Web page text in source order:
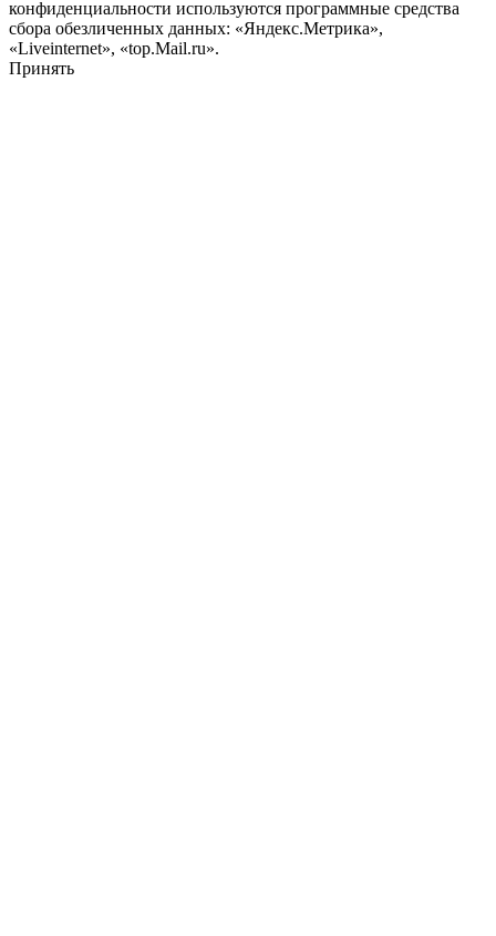
конфиденциальности используются программные средства
сбора обезличенных данных: «Яндекс.Метрика»,
«Liveinternet», «top.Mail.ru».
Принять